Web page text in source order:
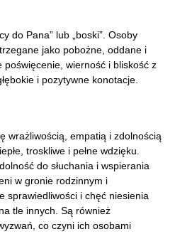
do Pana” lub „boski”. Osoby
jako pobożne, oddane i
wierność i bliskość z
i pozytywne konotacje.
wrażliwością, empatią i zdolnością
troskliwe i pełne wdzięku.
do słuchania i wspierania
w gronie rodzinnym i
sprawiedliwości i chęć niesienia
tle innych. Są również
co czyni ich osobami